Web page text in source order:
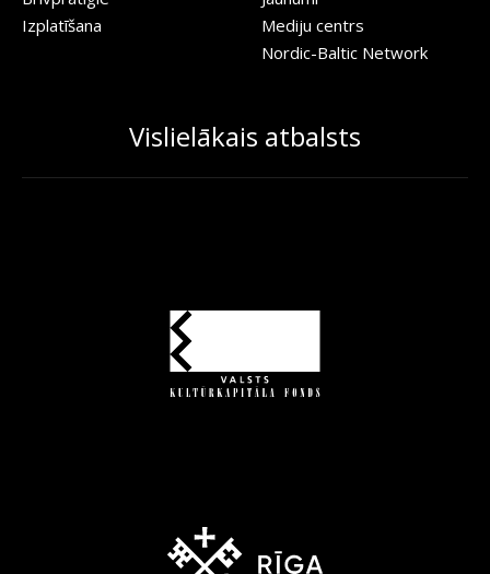
Izplatīšana
Mediju centrs
Nordic-Baltic Network
Vislielākais atbalsts